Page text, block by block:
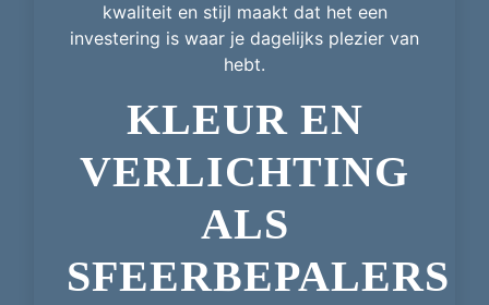
kwaliteit en stijl maakt dat het een
investering is waar je dagelijks plezier van
hebt.
KLEUR EN
VERLICHTING
ALS
SFEERBEPALERS